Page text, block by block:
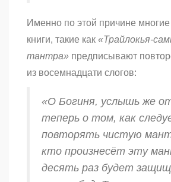
Именно по этой причине
книги, такие как «Трайлокья-
тантра» предписывают
из восемнадцати слогов:
«О Богиня, услышь же
теперь о том, как
повторять чистую
кто произнесёт эту
десять раз будет